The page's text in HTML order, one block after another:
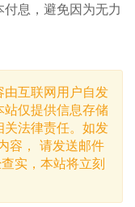
息，避免因为无力
互联网用户自发
仅提供信息存储
关法律责任。如发
容， 请发送邮件
实，本站将立刻